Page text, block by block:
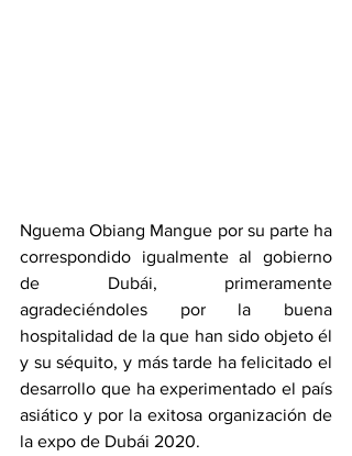
Nguema Obiang Mangue por su parte ha
correspondido igualmente al gobierno
de Dubái, primeramente
agradeciéndoles por la buena
hospitalidad de la que han sido objeto él
y su séquito, y más tarde ha felicitado el
desarrollo que ha experimentado el país
asiático y por la exitosa organización de
la expo de Dubái 2020.